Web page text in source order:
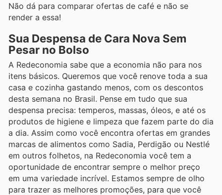
Não dá para comparar ofertas de café e não se
render a essa!
Sua Despensa de Cara Nova Sem
Pesar no Bolso
A Redeconomia sabe que a economia não para nos
itens básicos. Queremos que você renove toda a sua
casa e cozinha gastando menos, com os descontos
desta semana no Brasil. Pense em tudo que sua
despensa precisa: temperos, massas, óleos, e até os
produtos de higiene e limpeza que fazem parte do dia
a dia. Assim como você encontra ofertas em grandes
marcas de alimentos como Sadia, Perdigão ou Nestlé
em outros folhetos, na Redeconomia você tem a
oportunidade de encontrar sempre o melhor preço
em uma variedade incrível. Estamos sempre de olho
para trazer as melhores promoções, para que você